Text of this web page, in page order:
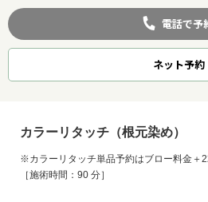
電話で予
ネット予約
カラーリタッチ（根元染め）
※カラーリタッチ単品予約はブロー料金＋
［施術時間：90 分］